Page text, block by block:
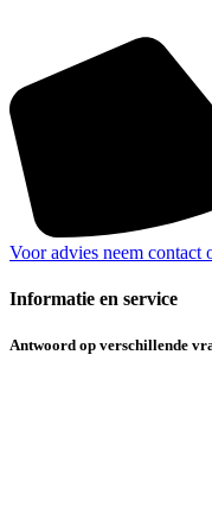
Voor advies neem contact
Informatie en service
Antwoord op verschillende